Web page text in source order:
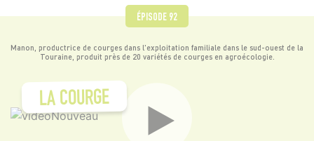
ÉPISODE 92
Manon, productrice de courges dans l'exploitation familiale dans le sud-ouest de la
Touraine, produit près de 20 variétés de courges en agroécologie.
LA COURGE